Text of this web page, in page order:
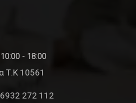
- 18:00
Τ.Κ 10561
272 112